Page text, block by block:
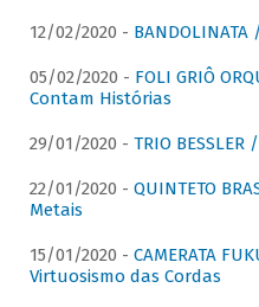
12/02/2020 -
05/02/2020 - FOLI GRIÔ
Contam Histórias
29/01/2020 - TRIO
22/01/2020 - QUINTETO
Metais
15/01/2020 - CAMERATA
Virtuosismo das Cordas